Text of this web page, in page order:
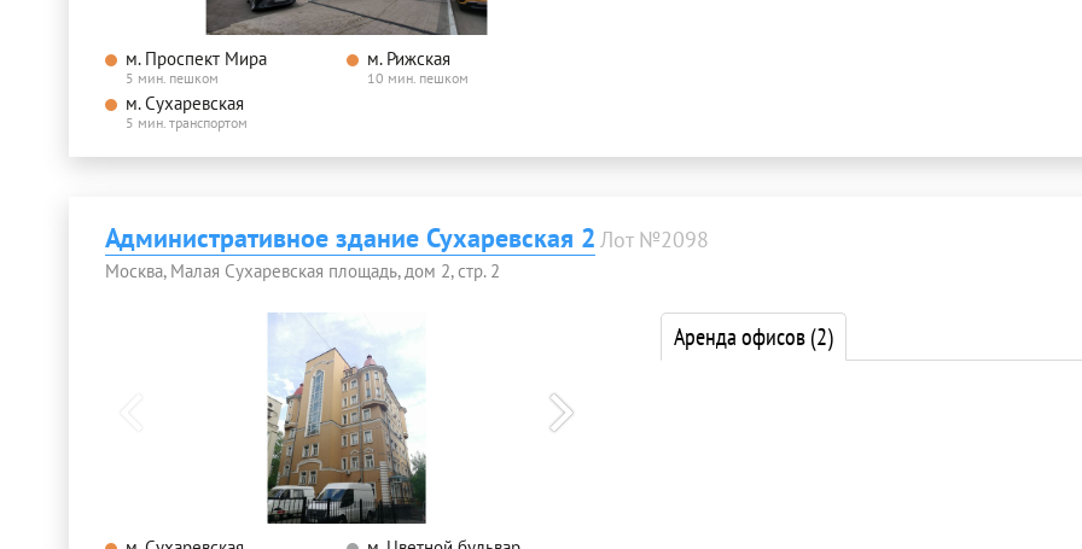
м. Проспект Мира
5 мин. пешком
м. Рижская
10 мин. пешком
м. Сухаревская
5 мин. транспортом
Административное здание Сухаревская 2 Лот №2098
Москва, Малая Сухаревская площадь, дом 2, стр. 2
Аренда офисов(2)